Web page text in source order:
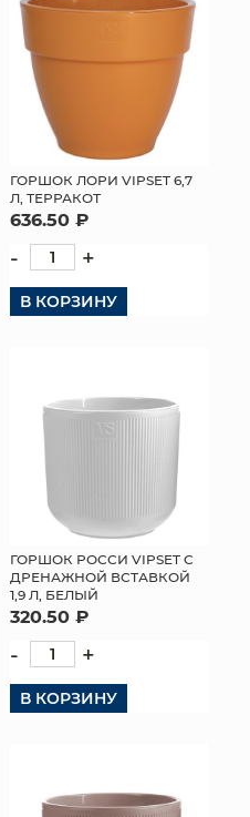
ГОРШОК ЛОРИ VIPSET 6,7
Л, ТЕРРАКОТ
636.50 ₽
- +
В КОРЗИНУ
ГОРШОК РОССИ VIPSET С
ДРЕНАЖНОЙ ВСТАВКОЙ
1,9 Л, БЕЛЫЙ
320.50 ₽
- +
В КОРЗИНУ